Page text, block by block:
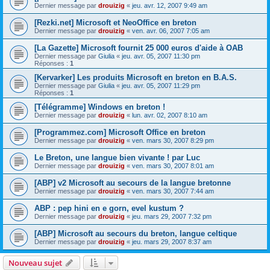
Dernier message par drouizig « jeu. avr. 12, 2007 9:49 am
[Rezki.net] Microsoft et NeoOffice en breton
Dernier message par drouizig « ven. avr. 06, 2007 7:05 am
[La Gazette] Microsoft fournit 25 000 euros d'aide à OAB
Dernier message par Giulia « jeu. avr. 05, 2007 11:30 pm
Réponses : 1
[Kervarker] Les produits Microsoft en breton en B.A.S.
Dernier message par Giulia « jeu. avr. 05, 2007 11:29 pm
Réponses : 1
[Télégramme] Windows en breton !
Dernier message par drouizig « lun. avr. 02, 2007 8:10 am
[Programmez.com] Microsoft Office en breton
Dernier message par drouizig « ven. mars 30, 2007 8:29 pm
Le Breton, une langue bien vivante ! par Luc
Dernier message par drouizig « ven. mars 30, 2007 8:01 am
[ABP] v2 Microsoft au secours de la langue bretonne
Dernier message par drouizig « ven. mars 30, 2007 7:44 am
ABP : pep hini en e gorn, evel kustum ?
Dernier message par drouizig « jeu. mars 29, 2007 7:32 pm
[ABP] Microsoft au secours du breton, langue celtique
Dernier message par drouizig « jeu. mars 29, 2007 8:37 am
Nouveau sujet